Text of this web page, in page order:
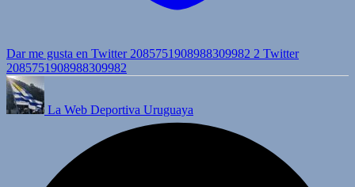
Dar me gusta en Twitter 2085751908988309982 2 Twitter
2085751908988309982
La Web Deportiva Uruguaya